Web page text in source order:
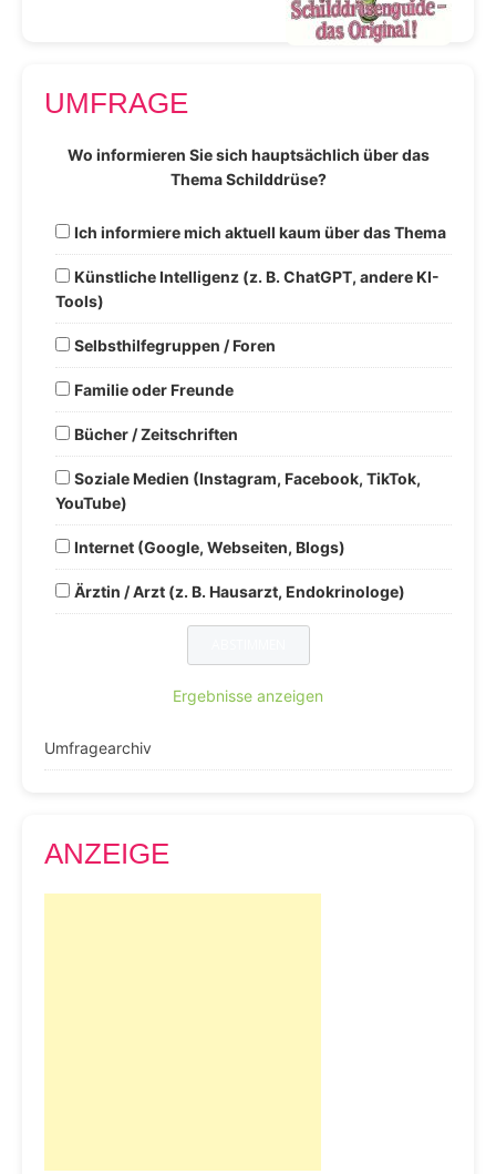
UMFRAGE
Wo informieren Sie sich hauptsächlich über das
Thema Schilddrüse?
Ich informiere mich aktuell kaum über das Thema
Künstliche Intelligenz (z. B. ChatGPT, andere KI-
Tools)
Selbsthilfegruppen / Foren
Familie oder Freunde
Bücher / Zeitschriften
Soziale Medien (Instagram, Facebook, TikTok,
YouTube)
Internet (Google, Webseiten, Blogs)
Ärztin / Arzt (z. B. Hausarzt, Endokrinologe)
Ergebnisse anzeigen
Umfragearchiv
ANZEIGE